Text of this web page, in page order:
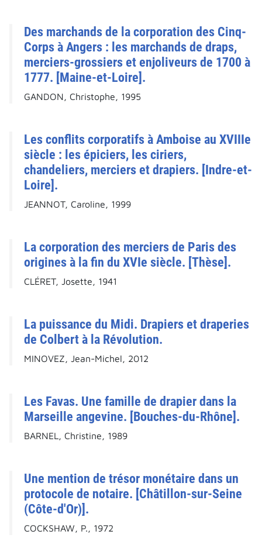
Des marchands de la corporation des Cinq-
Corps à Angers : les marchands de draps,
merciers-grossiers et enjoliveurs de 1700 à
1777. [Maine-et-Loire].
GANDON, Christophe, 1995
Les conflits corporatifs à Amboise au XVIIIe
siècle : les épiciers, les ciriers,
chandeliers, merciers et drapiers. [Indre-et-
Loire].
JEANNOT, Caroline, 1999
La corporation des merciers de Paris des
origines à la fin du XVIe siècle. [Thèse].
CLÉRET, Josette, 1941
La puissance du Midi. Drapiers et draperies
de Colbert à la Révolution.
MINOVEZ, Jean-Michel, 2012
Les Favas. Une famille de drapier dans la
Marseille angevine. [Bouches-du-Rhône].
BARNEL, Christine, 1989
Une mention de trésor monétaire dans un
protocole de notaire. [Châtillon-sur-Seine
(Côte-d'Or)].
COCKSHAW, P., 1972